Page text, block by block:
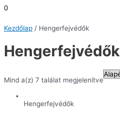
0
Kezdőlap / Hengerfejvédők
Hengerfejvédők
Mind a(z) 7 találat megjelenítve
Hengerfejvédők